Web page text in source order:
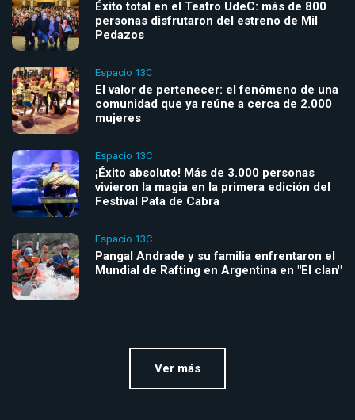
Éxito total en el Teatro UdeC: más de 800
personas disfrutaron del estreno de Mil
Pedazos
Espacio 13C
El valor de pertenecer: el fenómeno de una
comunidad que ya reúne a cerca de 2.000
mujeres
Espacio 13C
¡Éxito absoluto! Más de 3.000 personas
vivieron la magia en la primera edición del
Festival Pata de Cabra
Espacio 13C
Pangal Andrade y su familia enfrentaron el
Mundial de Rafting en Argentina en "El clan"
Ver más